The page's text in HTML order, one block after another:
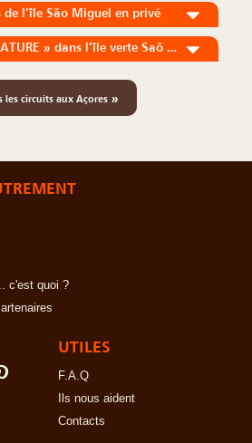
de l’île São Miguel en privé
Immersion « NATURE » dans l’île verte Saõ Miguel
les circuits aux Açores»
c'est quoi ?
UTILES
F.A.Q
Ils nous aident
Contacts